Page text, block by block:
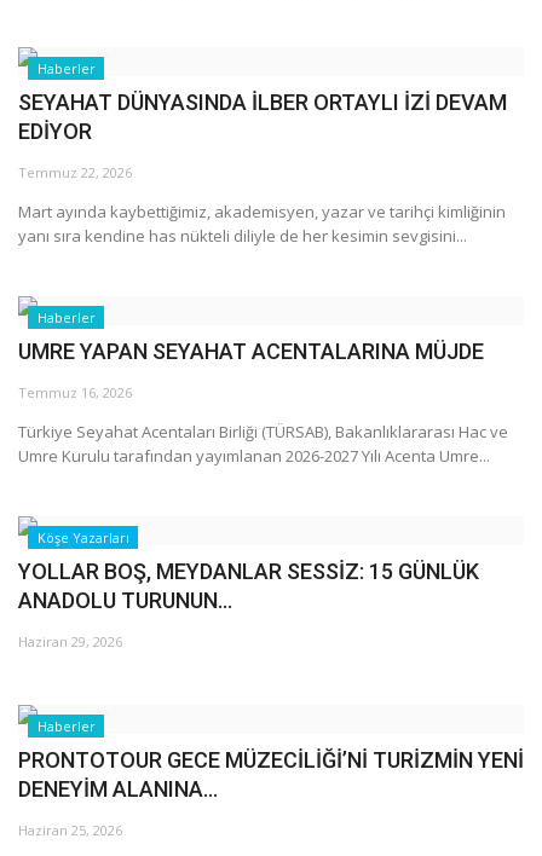
Video Tanıtım
Köşe Yazarları
Haberler
SEYAHAT DÜNYASINDA İLBER ORTAYLI İZİ DEVAM
EDİYOR
Temmuz 22, 2026
Mart ayında kaybettiğimiz, akademisyen, yazar ve tarihçi kimliğinin
yanı sıra kendine has nükteli diliyle de her kesimin sevgisini...
Haberler
UMRE YAPAN SEYAHAT ACENTALARINA MÜJDE
Temmuz 16, 2026
Türkiye Seyahat Acentaları Birliği (TÜRSAB), Bakanlıklararası Hac ve
Umre Kurulu tarafından yayımlanan 2026-2027 Yılı Acenta Umre...
Köşe Yazarları
YOLLAR BOŞ, MEYDANLAR SESSİZ: 15 GÜNLÜK
ANADOLU TURUNUN...
Haziran 29, 2026
Haberler
PRONTOTOUR GECE MÜZECİLİĞİ’Nİ TURİZMİN YENİ
DENEYİM ALANINA...
Haziran 25, 2026